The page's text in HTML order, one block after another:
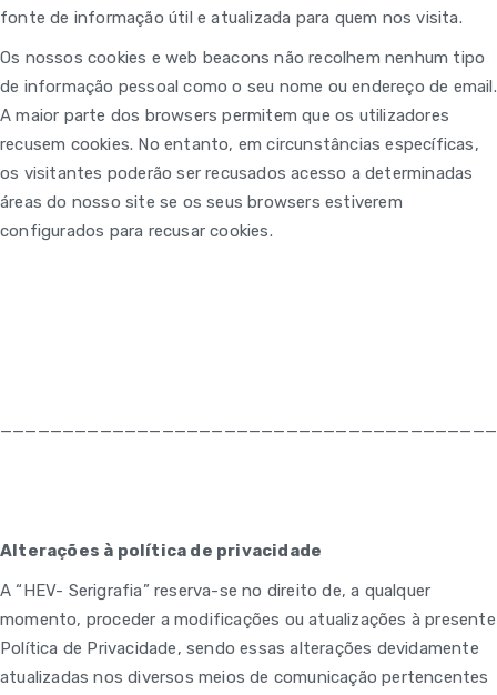
fonte de informação útil e atualizada para quem nos visita.
Os nossos cookies e web beacons não recolhem nenhum tipo
de informação pessoal como o seu nome ou endereço de email.
A maior parte dos browsers permitem que os utilizadores
recusem cookies. No entanto, em circunstâncias específicas,
os visitantes poderão ser recusados acesso a determinadas
áreas do nosso site se os seus browsers estiverem
configurados para recusar cookies.
Alterações à política de privacidade
A “HEV- Serigrafia” reserva-se no direito de, a qualquer
momento, proceder a modificações ou atualizações à presente
Política de Privacidade, sendo essas alterações devidamente
atualizadas nos diversos meios de comunicação pertencentes